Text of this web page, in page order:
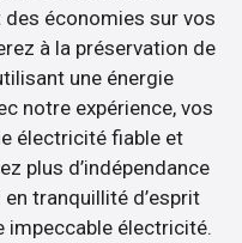
des économies sur vos
à la préservation de
une énergie
notre expérience, vos
électricité fiable et
plus d’indépendance
tranquillité d’esprit
impeccable électricité.